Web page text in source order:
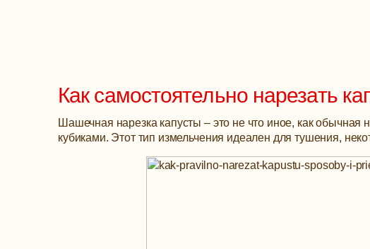
Как самостоятельно нарезать
Шашечная нарезка капусты – это не что иное, как
кубиками. Этот тип измельчения идеален для тушения,